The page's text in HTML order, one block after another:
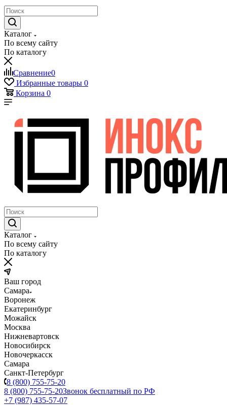
Каталог
По всему сайту
По каталогу
Сравнение0
Избранные товары 0
Корзина 0
Каталог
По всему сайту
По каталогу
Ваш город
Самара
Воронеж
Екатеринбург
Можайск
Москва
Нижневартовск
Новосибирск
Новочеркасск
Самара
Санкт-Петербург
8 (800) 755-75-20
8 (800) 755-75-20Звонок бесплатный по РФ
+7 (987) 435-57-07